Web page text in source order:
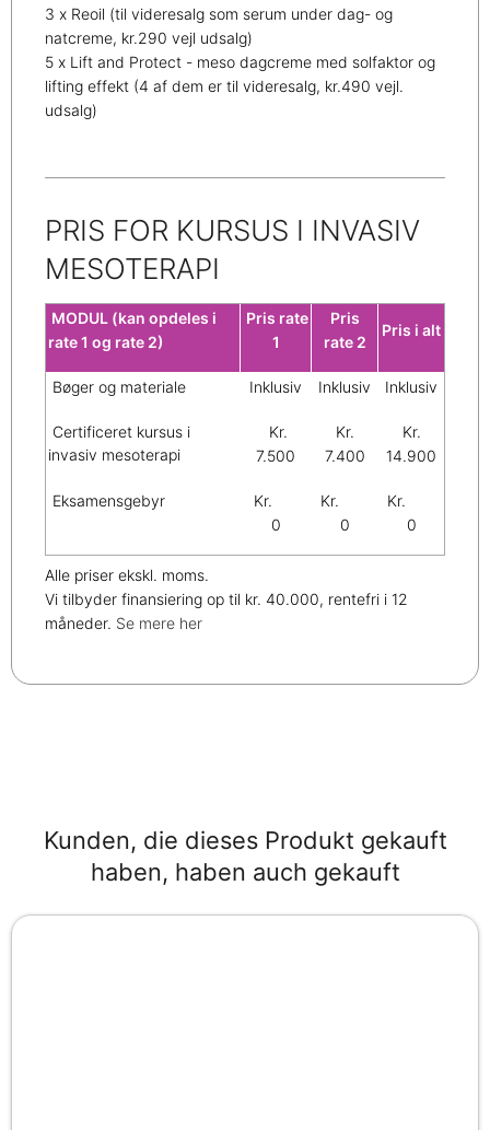
3 x Reoil (til videresalg som serum under dag- og
natcreme, kr.290 vejl udsalg)
5 x Lift and Protect - meso dagcreme med solfaktor og
lifting effekt (4 af dem er til videresalg, kr.490 vejl.
udsalg)
PRIS FOR KURSUS I INVASIV
MESOTERAPI
MODUL (kan opdeles i
rate 1 og rate 2)
Pris rate
1
Pris
rate 2
Pris i alt
Bøger og materiale Inklusiv Inklusiv Inklusiv
Certificeret kursus i
invasiv mesoterapi
Kr.
7.500
Kr.
7.400
Kr.
14.900
Eksamensgebyr
Kr.
0
Kr.
0
Kr.
0
Alle priser ekskl. moms.
Vi tilbyder finansiering op til kr. 40.000, rentefri i 12
måneder. Se mere her
Kunden, die dieses Produkt gekauft
haben, haben auch gekauft